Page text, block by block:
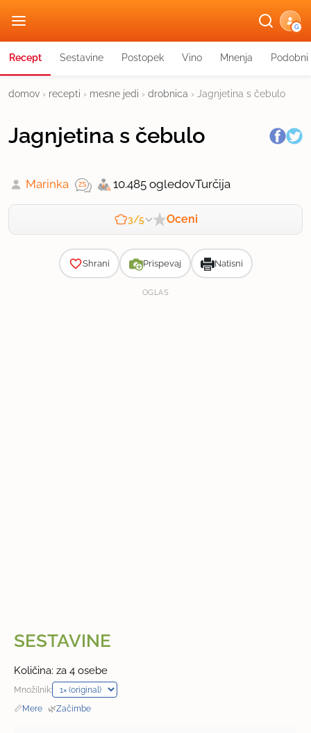
G
Recept Sestavine Postopek Vino Mnenja
domov › recepti › mesne jedi › drobnica › Jagnjetina s čebulo
Jagnjetina s čebulo
Marinka 10.485 ogledovTurčija
3/5 Oceni
Shrani Prispevaj Natisni
OGLAS
SESTAVINE
Količina: za 4 osebe
Množilnik:
📏Mere · 🌿Začimbe